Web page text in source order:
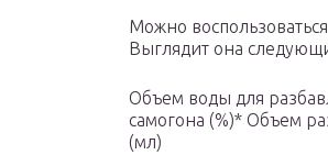
Можно
Выглядит она
Объем воды для
самогона (%)* Объем
(мл)